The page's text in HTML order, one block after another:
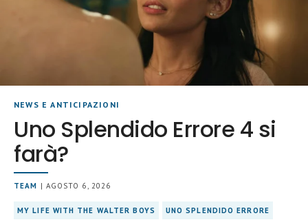
NEWS E ANTICIPAZIONI
Uno Splendido Errore 4 si
farà?
TEAM | AGOSTO 6, 2026
MY LIFE WITH THE WALTER BOYS UNO SPLENDIDO ERRORE